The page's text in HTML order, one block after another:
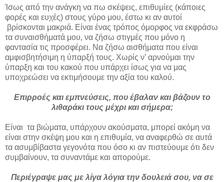
Ίσως από την ανάγκη να πω σκέψεις, επιθυμίες (κάποιες
φορές και ευχές) στους γύρο μου, έστω κι αν αυτοί
βρίσκονται μακριά. Είναι ένας τρόπος όμορφος να εκφράσω
τα συναισθήματά μου, να ζήσω στιγμές που μόνο η
φαντασία τις προσφέρει. Να ζήσω αισθήματα που είναι
αμφισβητήσιμη η ύπαρξή τους. Χωρίς ν’ αρνούμαι την
ύπαρξη και του κακού που υπάρχει ίσως για να μας
υποχρεώσει να εκτιμήσουμε την αξία του καλού.
Επιρροές και εμπνεύσεις, που έβαλαν και βάζουν το
λιθαράκι τους μέχρι και σήμερα;
Είναι τα βιώματα, υπάρχουν ακούσματα, μπορεί ακόμη να
είναι στην σκέψη μου και η επιθυμία, να αναφερθώ σε αυτά
τα ασυμβίβαστα γεγονότα που όσο κι αν πιστεύουμε ότι δεν
συμβαίνουν, τα συναντάμε και απορούμε.
Περιέγραψε μας με λίγα λόγια την δουλειά σου, να σε